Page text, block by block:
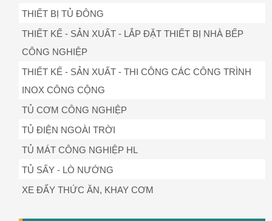
THIẾT BỊ TỦ ĐÔNG
THIẾT KẾ - SẢN XUẤT - LẮP ĐẶT THIẾT BỊ NHÀ BẾP
CÔNG NGHIỆP
THIẾT KẾ - SẢN XUẤT - THI CÔNG CÁC CÔNG TRÌNH
INOX CÔNG CỘNG
TỦ CƠM CÔNG NGHIỆP
TỦ ĐIỆN NGOÀI TRỜI
TỦ MÁT CÔNG NGHIỆP HL
TỦ SẤY - LÒ NƯỚNG
XE ĐẨY THỨC ĂN, KHAY CƠM